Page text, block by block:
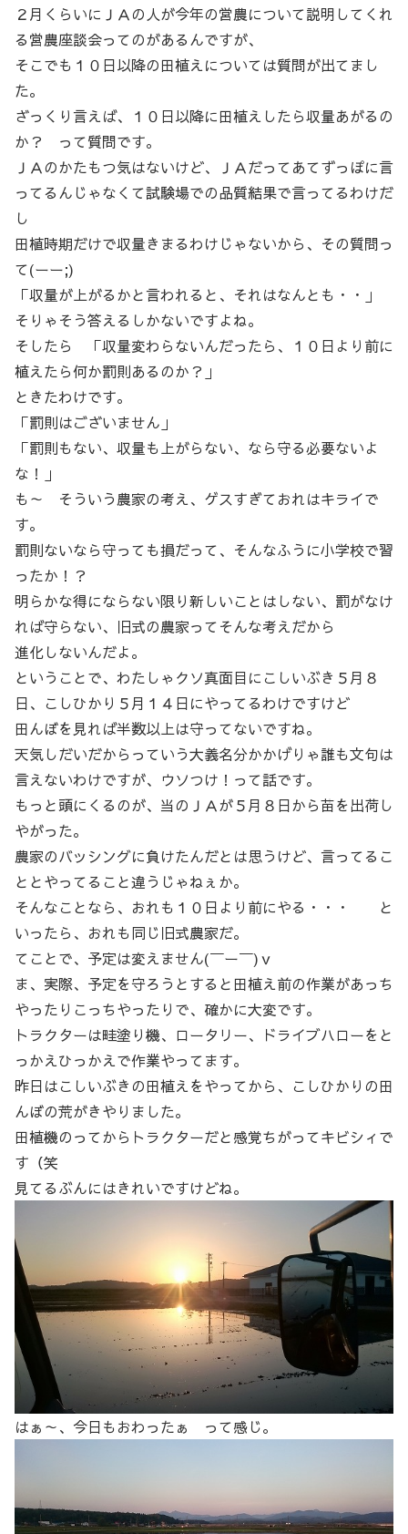
２月くらいにＪＡの人が今年の営農について説明してくれ
る営農座談会ってのがあるんですが、
そこでも１０日以降の田植えについては質問が出てまし
た。
ざっくり言えば、１０日以降に田植えしたら収量あがるの
か？ って質問です。
ＪＡのかたもつ気はないけど、ＪＡだってあてずっぽに言
ってるんじゃなくて試験場での品質結果で言ってるわけだ
し
田植時期だけで収量きまるわけじゃないから、その質問っ
て(ーー;)
「収量が上がるかと言われると、それはなんとも・・」
そりゃそう答えるしかないですよね。
そしたら 「収量変わらないんだったら、１０日より前に
植えたら何か罰則あるのか？」
ときたわけです。
「罰則はございません」
「罰則もない、収量も上がらない、なら守る必要ないよ
な！」
も～ そういう農家の考え、ゲスすぎておれはキライで
す。
罰則ないなら守っても損だって、そんなふうに小学校で習
ったか！？
明らかな得にならない限り新しいことはしない、罰がなけ
れば守らない、旧式の農家ってそんな考えだから
進化しないんだよ。
ということで、わたしゃクソ真面目にこしいぶき５月８
日、こしひかり５月１４日にやってるわけですけど
田んぼを見れば半数以上は守ってないですね。
天気しだいだからっていう大義名分かかげりゃ誰も文句は
言えないわけですが、ウソつけ！って話です。
もっと頭にくるのが、当のＪＡが５月８日から苗を出荷し
やがった。
農家のバッシングに負けたんだとは思うけど、言ってるこ
ととやってること違うじゃねぇか。
そんなことなら、おれも１０日より前にやる・・・ と
いったら、おれも同じ旧式農家だ。
てことで、予定は変えません(￣ー￣)ｖ
ま、実際、予定を守ろうとすると田植え前の作業があっち
やったりこっちやったりで、確かに大変です。
トラクターは畦塗り機、ロータリー、ドライブハローをと
っかえひっかえで作業やってます。
昨日はこしいぶきの田植えをやってから、こしひかりの田
んぼの荒がきやりました。
田植機のってからトラクターだと感覚ちがってキビシィで
す（笑
見てるぶんにはきれいですけどね。
はぁ～、今日もおわったぁ って感じ。